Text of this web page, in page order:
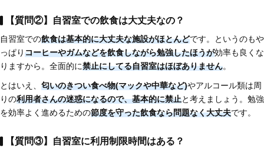
【質問②】自習室での飲食は大丈夫なの？
自習室での飲食は基本的に大丈夫な施設がほとんどです。というのもや
っぱりコーヒーやガムなどを飲食しながら勉強したほうが効率も良くな
りますから。全面的に禁止にしてる自習室はほぼありません。
とはいえ、 匂いのきつい食べ物(マックや中華など)やアルコール類は周
りの利用者さんの迷惑になるので、基本的に禁止と考えましょう。勉強
を効率よく進めるための節度を守った飲食なら問題なく大丈夫です。
【質問③】自習室に利用制限時間はある？